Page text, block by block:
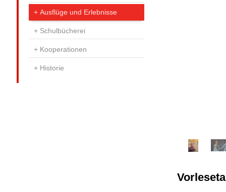
Ausflüge und Erlebnisse
Schulbücherei
Kooperationen
Historie